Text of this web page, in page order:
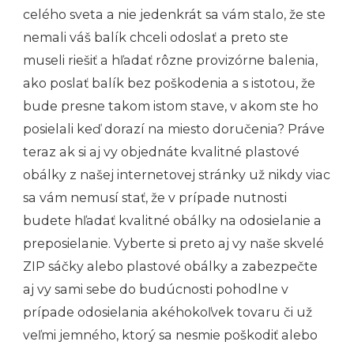
celého sveta a nie jedenkrát sa vám stalo, že ste
nemali váš balík chceli odoslať a preto ste
museli riešiť a hľadať rôzne provizórne balenia,
ako poslať balík bez poškodenia a s istotou, že
bude presne takom istom stave, v akom ste ho
posielali keď dorazí na miesto doručenia? Práve
teraz ak si aj vy objednáte kvalitné plastové
obálky z našej internetovej stránky už nikdy viac
sa vám nemusí stať, že v prípade nutnosti
budete hľadať kvalitné obálky na odosielanie a
preposielanie. Vyberte si preto aj vy naše skvelé
ZIP sáčky alebo plastové obálky a zabezpečte
aj vy sami sebe do budúcnosti pohodlne v
prípade odosielania akéhokoľvek tovaru či už
veľmi jemného, ktorý sa nesmie poškodiť alebo